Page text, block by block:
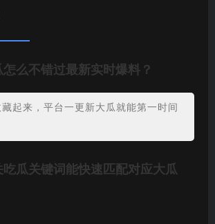
怎么不错过最新实时爆料？
起来，平台一更新大瓜就能第一时间
吃瓜关键词能快速匹配对应大瓜